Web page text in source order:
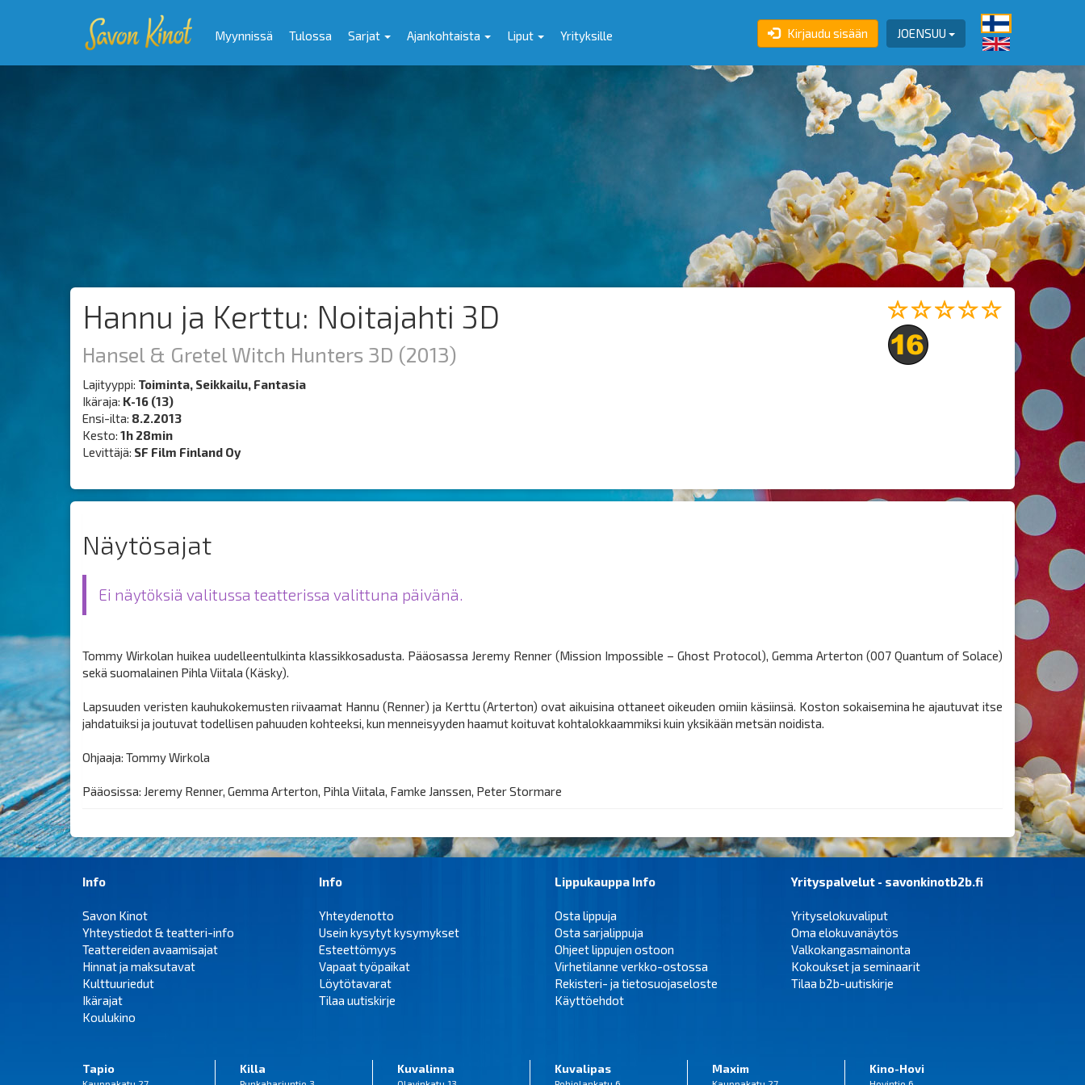
JOENSUU
Kirjaudu sisään
Myynnissä Tulossa Sarjat Ajankohtaista Liput Yrityksille
Hannu ja Kerttu: Noitajahti 3D
Hansel & Gretel Witch Hunters 3D (2013)
Lajityyppi: Toiminta, Seikkailu, Fantasia
Ikäraja: K-16 (13)
Ensi-ilta: 8.2.2013
Kesto: 1h 28min
Levittäjä: SF Film Finland Oy
Näytösajat
Ei näytöksiä valitussa teatterissa valittuna päivänä.
Tommy Wirkolan huikea uudelleentulkinta klassikkosadusta. Pääosassa Jeremy Renner (Mission Impossible – Ghost Protocol), Gemma Arterton (007 Quantum of Solace)
sekä suomalainen Pihla Viitala (Käsky).
Lapsuuden veristen kauhukokemusten riivaamat Hannu (Renner) ja Kerttu (Arterton) ovat aikuisina ottaneet oikeuden omiin käsiinsä. Koston sokaisemina he ajautuvat itse
jahdatuiksi ja joutuvat todellisen pahuuden kohteeksi, kun menneisyyden haamut koituvat kohtalokkaammiksi kuin yksikään metsän noidista.
Ohjaaja: Tommy Wirkola
Pääosissa: Jeremy Renner, Gemma Arterton, Pihla Viitala, Famke Janssen, Peter Stormare
Info
Savon Kinot
Yhteystiedot & teatteri-info
Teattereiden avaamisajat
Hinnat ja maksutavat
Kulttuuriedut
Ikärajat
Koulukino
Info
Yhteydenotto
Usein kysytyt kysymykset
Esteettömyys
Vapaat työpaikat
Löytötavarat
Tilaa uutiskirje
Lippukauppa Info
Osta lippuja
Osta sarjalippuja
Ohjeet lippujen ostoon
Virhetilanne verkko-ostossa
Rekisteri- ja tietosuojaseloste
Käyttöehdot
Yrityspalvelut - savonkinotb2b.fi
Yrityselokuvaliput
Oma elokuvanäytös
Valkokangasmainonta
Kokoukset ja seminaarit
Tilaa b2b-uutiskirje
Tapio Killa Kuvalinna Kuvalipas Maxim Kino-Hovi